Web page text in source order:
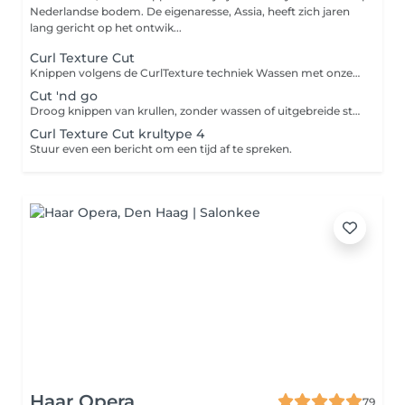
Nederlandse bodem. De eigenaresse, Assia, heeft zich jaren
lang gericht op het ontwik...
Curl Texture Cut
Knippen volgens de CurlTexture techniek Wassen met onze eigen CG-proof CurlTexture producten In model brengen en stylen van je natuurlijke krullen LET OP: 5 toeslag voor haar langer dan schouderlengte (dit wordt op de dag zelf berekend) <div>Deze behandeling houd in: het knippen, wassen, verzorgen en drogen (+advies). Het haar word eerst droog geknipt (krul per krul). Vervolgens zal ik het haar verzorgen en stylen door middel met de cg producten , die natuurlijk het best aansluiten op jou haareigenschappen. Het haar word vervolgens droog geföhnd door middel van een diffuser. Met het juiste advies die jij meekrijgt kun je het resultaat hierna ook zelf behalen!</div>
Cut 'nd go
Droog knippen van krullen, zonder wassen of uitgebreide styling. Krullen worden na het knippen licht bevochtigd en gemodelleerd met Curltexture leave-in Let op: 5 toeslag bij haar langer dan schouderlengte
Curl Texture Cut krultype 4
Stuur even een bericht om een tijd af te spreken.
79